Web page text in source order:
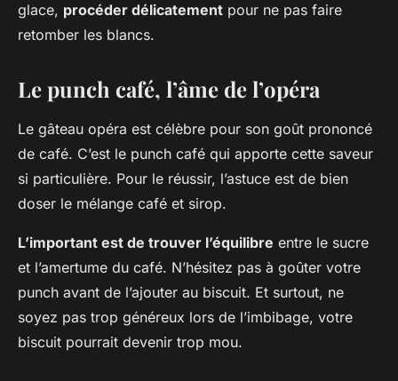
glace, procéder délicatement pour ne pas faire
retomber les blancs.
Le punch café, l’âme de l’opéra
Le gâteau opéra est célèbre pour son goût prononcé
de café. C’est le punch café qui apporte cette saveur
si particulière. Pour le réussir, l’astuce est de bien
doser le mélange café et sirop.
L’important est de trouver l’équilibre entre le sucre
et l’amertume du café. N’hésitez pas à goûter votre
punch avant de l’ajouter au biscuit. Et surtout, ne
soyez pas trop généreux lors de l’imbibage, votre
biscuit pourrait devenir trop mou.